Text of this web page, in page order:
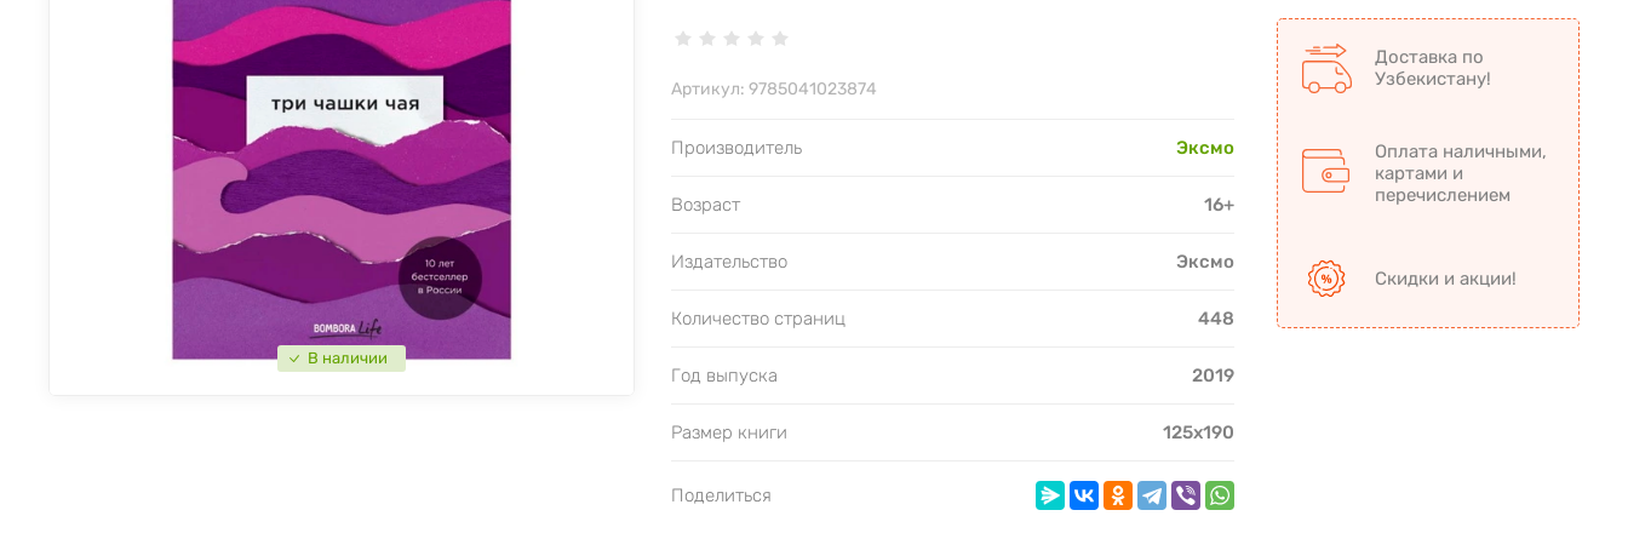
В наличии
Артикул: 9785041023874
Производитель Эксмо
Возраст 16+
Издательство Эксмо
Количество страниц 448
Год выпуска 2019
Размер книги 125х190
Поделиться
Доставка по
Узбекистану!
Оплата наличными,
картами и
перечислением
Скидки и акции!